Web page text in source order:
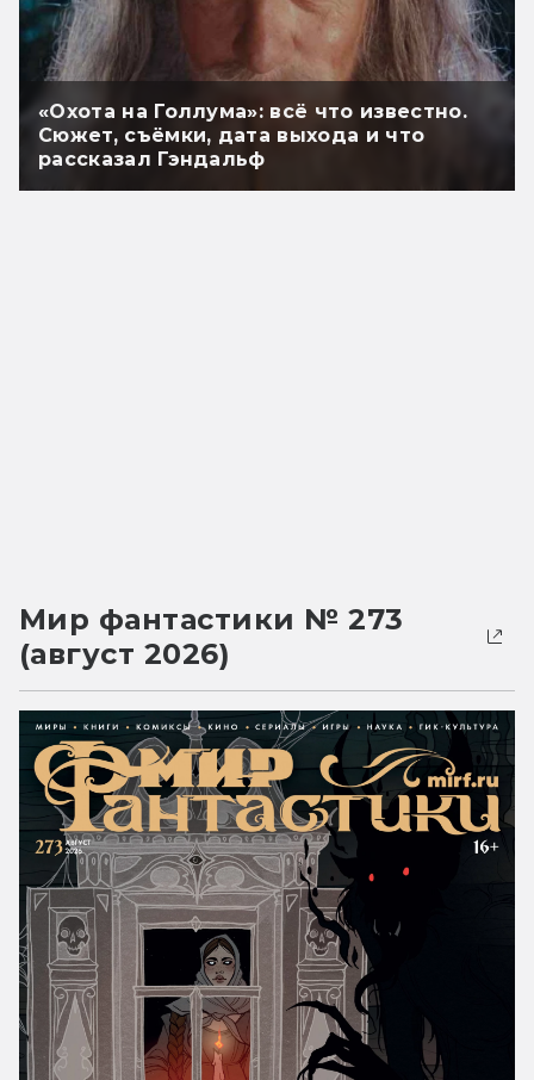
«Охота на Голлума»: всё что известно.
Сюжет, съёмки, дата выхода и что
рассказал Гэндальф
Мир фантастики № 273
(август 2026)